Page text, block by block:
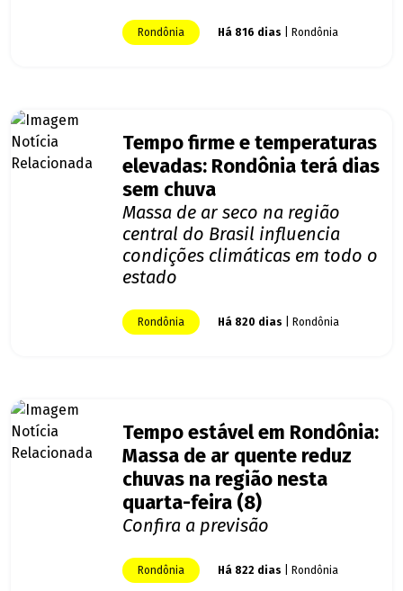
Rondônia Há 816 dias | Rondônia
Tempo firme e temperaturas
elevadas: Rondônia terá dias
sem chuva
Massa de ar seco na região
central do Brasil influencia
condições climáticas em todo o
estado
Rondônia Há 820 dias | Rondônia
Tempo estável em Rondônia:
Massa de ar quente reduz
chuvas na região nesta
quarta-feira (8)
Confira a previsão
Rondônia Há 822 dias | Rondônia